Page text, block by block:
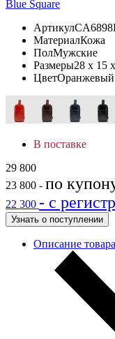
Blue Square
Артикул
МатериалКожа
ПолМужские
Размеры28 x 15
ЦветОранжевый
В поставке
29 800
23 800 - по
22 300 - с
Узнать о поступлении
Описание товара